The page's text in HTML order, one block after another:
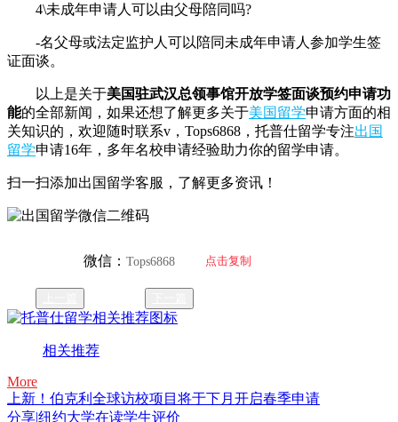
4\未成年申请人可以由父母陪同吗?
-名父母或法定监护人可以陪同未成年申请人参加学生签
证面谈。
以上是关于美国驻武汉总领事馆开放学签面谈预约申请功
能的全部新闻，如果还想了解更多关于美国留学申请方面的相
关知识的，欢迎随时联系v，Tops6868，托普仕留学专注出国
留学申请16年，多年名校申请经验助力你的留学申请。
扫一扫添加出国留学客服，了解更多资讯！
微信：Tops6868 点击复制
相关推荐
More
上新！伯克利全球访校项目将于下月开启春季申请
分享|纽约大学在读学生评价